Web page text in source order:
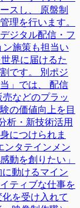
スし、 原盤制
理を行います。
ジタル配信・フ
ン施策も担当い
界に届けるた
です。 別ポジ
」では、 配信
などのプラッ
の価値向上を目
析・新技術活用
につけられま
ンタテインメン
動を創りたい」
動けるマイン
ティブな仕事を
を受け入れて